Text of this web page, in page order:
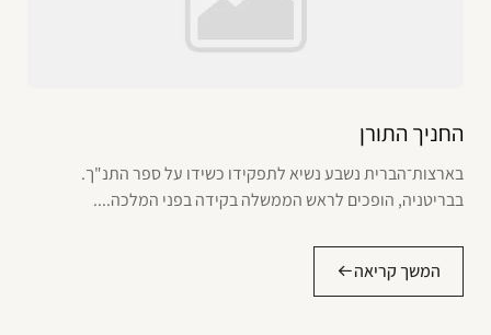
החניך התורן
בארצות־הברית נשבע נשיא לתפקידו כשידו על ספר התנ"ך.
בבריטניה, הופכים לראש הממשלה בקידה בפני המלכה....
המשך קריאה